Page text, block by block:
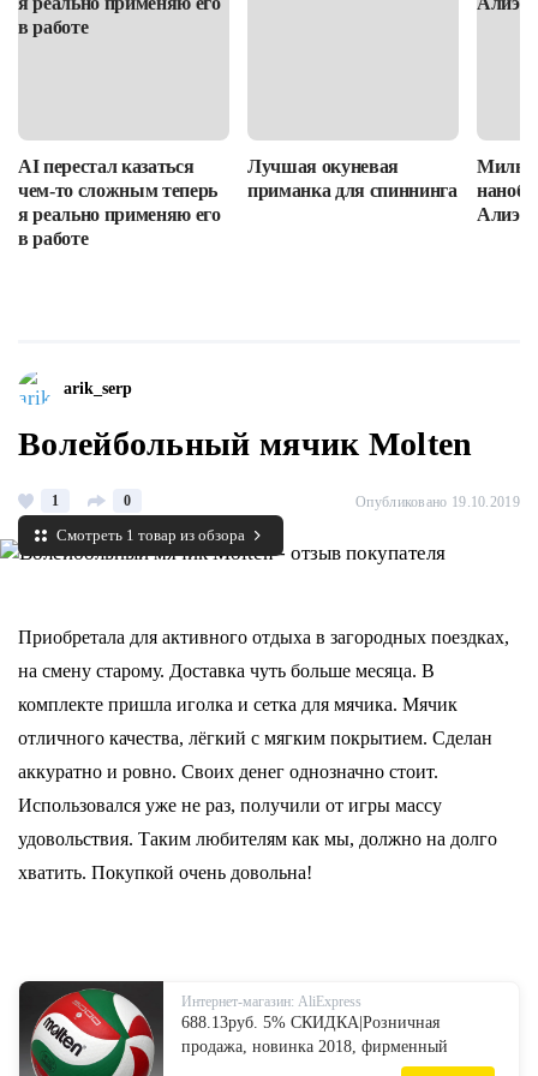
AI перестал казаться
чем-то сложным теперь
я реально применяю его
в работе
Лучшая окуневая
приманка для спиннинга
Милые
arik_serp
Волейбольный мячик Molten
1 0 Опубликовано 19.10.2019
Смотреть 1 товар из обзора
Приобретала для активного отдыха в загородных поездках,
на смену старому. Доставка чуть больше месяца. В
комплекте пришла иголка и сетка для мячика. Мячик
отличного качества, лёгкий с мягким покрытием. Сделан
аккуратно и ровно. Своих денег однозначно стоит.
Использовался уже не раз, получили от игры массу
удовольствия. Таким любителям как мы, должно на долго
хватить. Покупкой очень довольна!
Интернет-магазин: AliExpress
688.13руб. 5% СКИДКА|Розничная
продажа, новинка 2018, фирменный
мягкий мяч для касаться волейбол,